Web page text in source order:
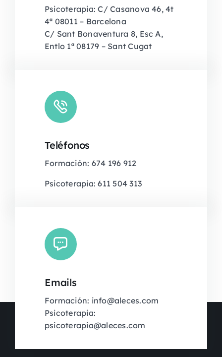
Psicoterapia: C/ Casanova 46, 4t
4ª 08011 – Barcelona
C/ Sant Bonaventura 8, Esc A,
Entlo 1ª 08179 – Sant Cugat
Teléfonos
Formación: 674 196 912
Psicoterapia: 611 504 313
Emails
Formación: info@aleces.com
Psicoterapia:
psicoterapia@aleces.com